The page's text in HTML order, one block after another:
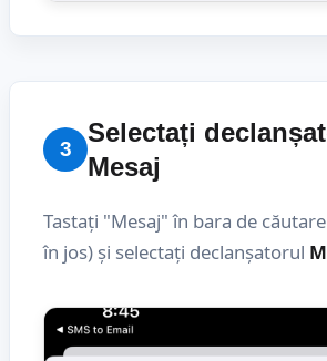
3
Selectați
Mesaj
Tastați "Mesaj" în bara de
în jos) și selectați declanșatorul